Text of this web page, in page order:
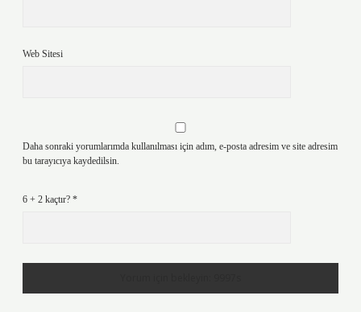
Web Sitesi
Daha sonraki yorumlarımda kullanılması için adım, e-posta adresim ve site adresim
bu tarayıcıya kaydedilsin.
6 + 2 kaçtır? *